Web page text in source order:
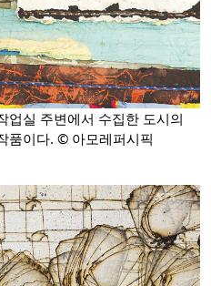
업실 주변에서 수집한 도시의
품이다. © 아모레퍼시픽